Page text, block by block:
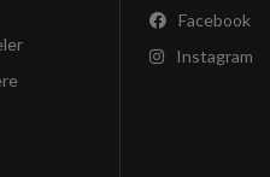
Facebook
Instagram